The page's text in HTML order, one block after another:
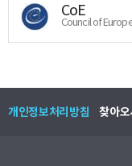
CoE
Council of
개인정보처리방침 찾아